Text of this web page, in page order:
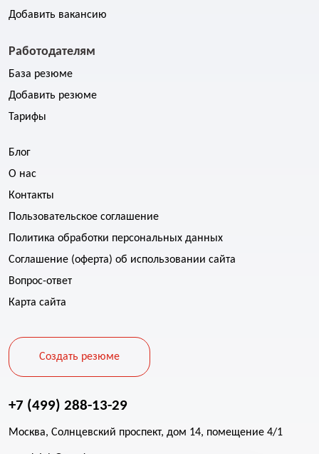
Добавить вакансию
Работодателям
База резюме
Добавить резюме
Тарифы
Блог
О нас
Контакты
Пользовательское соглашение
Политика обработки персональных данных
Соглашение (оферта) об использовании сайта
Вопрос-ответ
Карта сайта
Создать резюме
+7 (499) 288-13-29
Москва, Солнцевский проспект, дом 14, помещение 4/1